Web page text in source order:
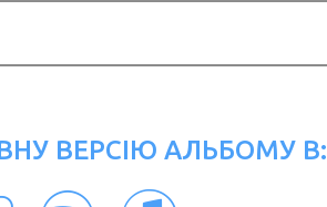
ВЕРСІЮ АЛЬБОМУ В: